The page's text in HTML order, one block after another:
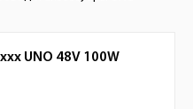
UNO 48V 100W